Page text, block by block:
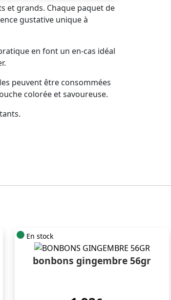
et grands. Chaque paquet de
gustative unique à
en font un en-cas idéal
peuvent être consommées
colorée et savoureuse.
En stock
bonbons gingembre 56gr